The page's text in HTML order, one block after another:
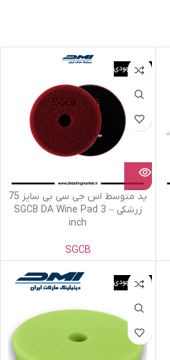
اتمام موجودی
پد متوسط اس جی سی بی سایز 75
زرشکی – SGCB DA Wine Pad 3
inch
SGCB
اتمام موجودی